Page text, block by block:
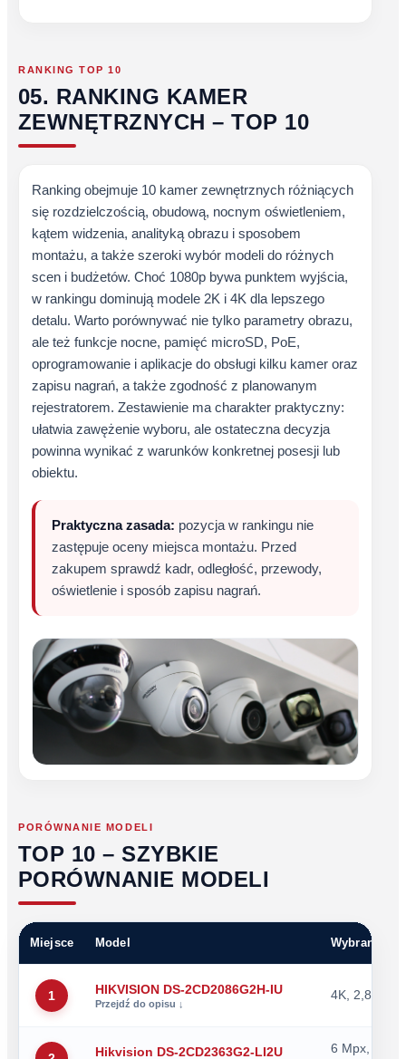
RANKING TOP 10
05. RANKING KAMER
ZEWNĘTRZNYCH – TOP 10
Ranking obejmuje 10 kamer zewnętrznych różniących
się rozdzielczością, obudową, nocnym oświetleniem,
kątem widzenia, analityką obrazu i sposobem
montażu, a także szeroki wybór modeli do różnych
scen i budżetów. Choć 1080p bywa punktem wyjścia,
w rankingu dominują modele 2K i 4K dla lepszego
detalu. Warto porównywać nie tylko parametry obrazu,
ale też funkcje nocne, pamięć microSD, PoE,
oprogramowanie i aplikacje do obsługi kilku kamer oraz
zapisu nagrań, a także zgodność z planowanym
rejestratorem. Zestawienie ma charakter praktyczny:
ułatwia zawężenie wyboru, ale ostateczna decyzja
powinna wynikać z warunków konkretnej posesji lub
obiektu.
Praktyczna zasada: pozycja w rankingu nie
zastępuje oceny miejsca montażu. Przed
zakupem sprawdź kadr, odległość, przewody,
oświetlenie i sposób zapisu nagrań.
PORÓWNANIE MODELI
TOP 10 – SZYBKIE
PORÓWNANIE MODELI
Miejsce Model Wybrane
1 HIKVISION DS-2CD2086G2H-IU 4K, 2,8 mm,
Hikvision DS-2CD2363G2-LI2U 6 Mpx,